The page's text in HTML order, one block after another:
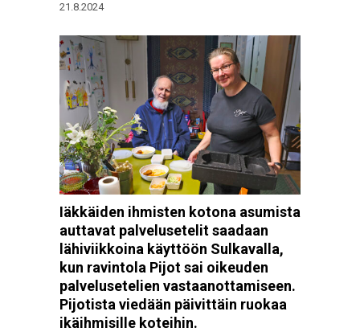
21.8.2024
Iäkkäiden ihmisten kotona asumista
auttavat palvelusetelit saadaan
lähiviikkoina käyttöön Sulkavalla,
kun ravintola Pijot sai oikeuden
palvelusetelien vastaanottamiseen.
Pijotista viedään päivittäin ruokaa
ikäihmisille koteihin.